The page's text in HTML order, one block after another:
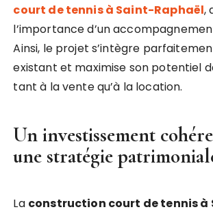
court de tennis à Saint-Raphaël,
l’importance d’un
Ainsi, le projet s’intègre
existant et maximise son potentiel
tant à la vente qu’à la location.
Un investissement
une stratégie
La construction court de tennis à